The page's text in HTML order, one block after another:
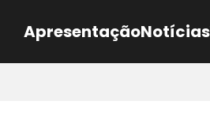
ApresentaçãoNotícias